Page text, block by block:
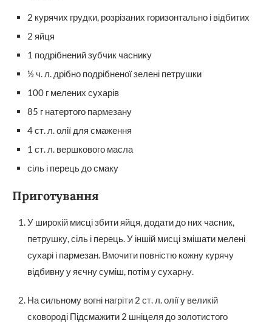
2 курячих грудки, розрізаних горизонтально і відбитих
2 яйця
1 подрібнений зубчик часнику
½ ч. л. дрібно подрібненої зелені петрушки
100 г мелених сухарів
85 г натертого пармезану
4 ст. л. олії для смаження
1 ст. л. вершкового масла
сіль і перець до смаку
Приготування
У широкій мисці збити яйця, додати до них часник,
петрушку, сіль і перець. У іншій мисці змішати мелені
сухарі і пармезан. Вмочити повністю кожну курячу
відбивну у яєчну суміш, потім у сухарну.
На сильному вогні нагріти 2 ст. л. олії у великій
сковороді Підсмажити 2 шніцеля до золотистого